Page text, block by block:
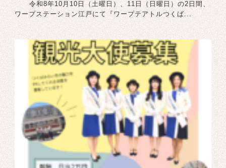
令和8年10月10日（土曜日）、11日（日曜日）の2日間、
ワープステーション江戸にて『ワープテアトルつくば...